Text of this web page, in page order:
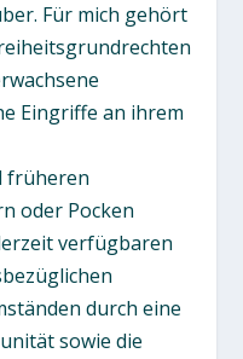
Für mich gehört
Eingriffe an ihrem
früheren
oder Pocken
verfügbaren
durch eine
sowie die